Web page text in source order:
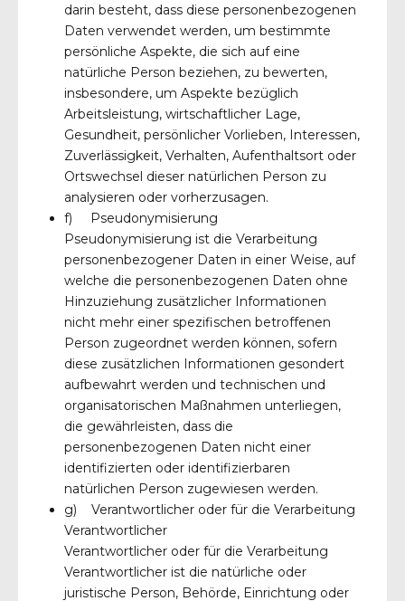
darin besteht, dass diese personenbezogenen
Daten verwendet werden, um bestimmte
persönliche Aspekte, die sich auf eine
natürliche Person beziehen, zu bewerten,
insbesondere, um Aspekte bezüglich
Arbeitsleistung, wirtschaftlicher Lage,
Gesundheit, persönlicher Vorlieben, Interessen,
Zuverlässigkeit, Verhalten, Aufenthaltsort oder
Ortswechsel dieser natürlichen Person zu
analysieren oder vorherzusagen.
f) Pseudonymisierung
Pseudonymisierung ist die Verarbeitung
personenbezogener Daten in einer Weise, auf
welche die personenbezogenen Daten ohne
Hinzuziehung zusätzlicher Informationen
nicht mehr einer spezifischen betroffenen
Person zugeordnet werden können, sofern
diese zusätzlichen Informationen gesondert
aufbewahrt werden und technischen und
organisatorischen Maßnahmen unterliegen,
die gewährleisten, dass die
personenbezogenen Daten nicht einer
identifizierten oder identifizierbaren
natürlichen Person zugewiesen werden.
g) Verantwortlicher oder für die Verarbeitung
Verantwortlicher
Verantwortlicher oder für die Verarbeitung
Verantwortlicher ist die natürliche oder
juristische Person, Behörde, Einrichtung oder